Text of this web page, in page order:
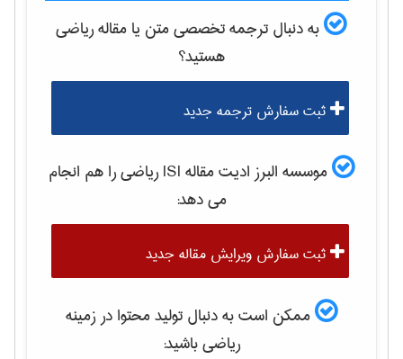
به دنبال ترجمه تخصصی متن یا مقالهرياضی
هستید؟
ثبت سفارش ترجمه جدید
موسسه البرز ادیت مقاله ISI رياضیرا هم انجام
می دهد:
ثبت سفارش ویرایش مقاله جدید
ممکن است به دنبال تولید محتوا در زمینه
رياضیباشید: